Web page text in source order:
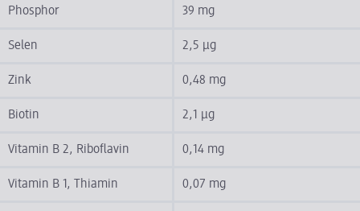
Phosphor 39 mg
Selen 2,5 µg
Zink 0,48 mg
Biotin 2,1 µg
Vitamin B 2, Riboflavin 0,14 mg
Vitamin B 1, Thiamin 0,07 mg